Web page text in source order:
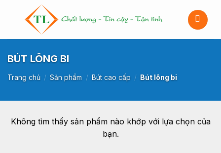
BÚT LÔNG BI
Trang chủ / Sản phẩm / Bút cao cấp / Bút lông bi
Không tìm thấy sản phẩm nào khớp với lựa chọn của
bạn.